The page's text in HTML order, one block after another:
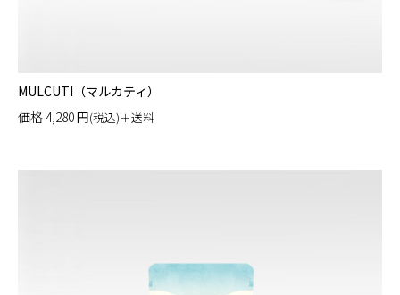
MULCUTI（マルカティ）
価格4,280円(税込)＋送料